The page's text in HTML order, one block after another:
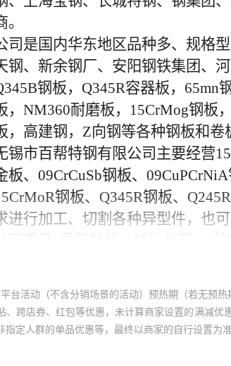
平台活动（不含分销场景的活动）预热期（若无预
、跨店券、红包等优惠，未计算商家设置的满减
定人群的单品优惠等，最终以商家的自行设置